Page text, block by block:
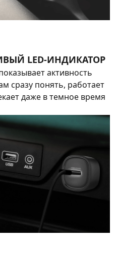
LED-ИНДИКАТОР
активность
сразу понять, работает
даже в темное время